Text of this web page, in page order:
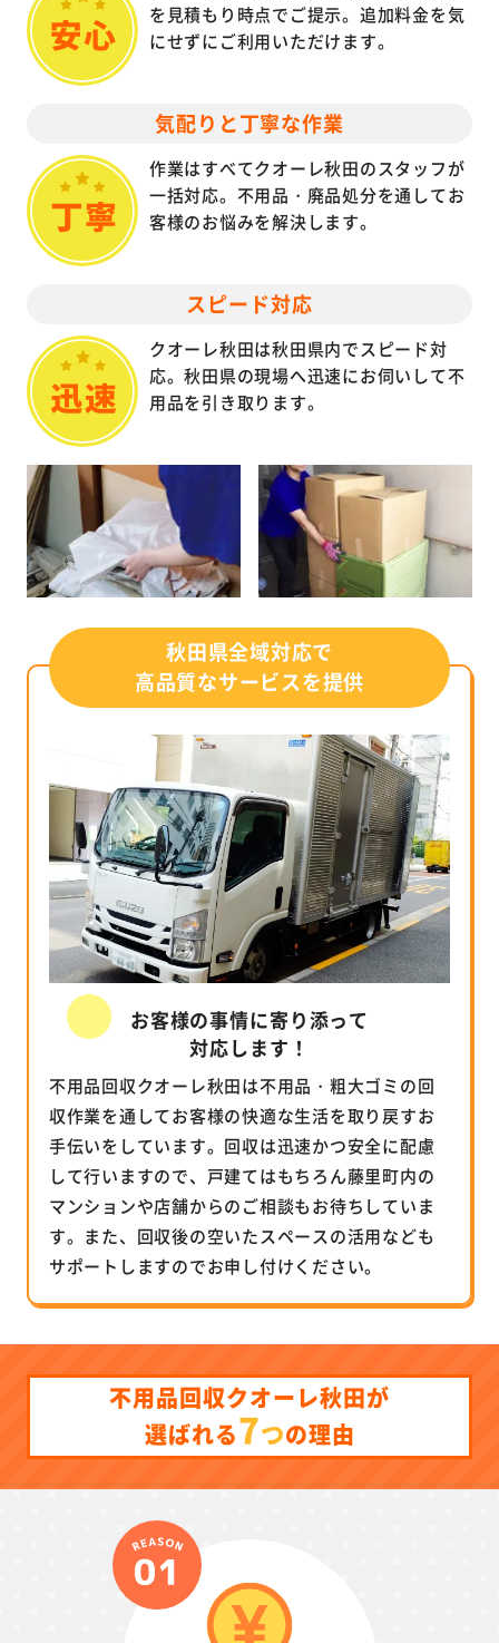
を見積もり時点でご提示。追加料金を気
にせずにご利用いただけます。
気配りと丁寧な作業
作業はすべてクオーレ秋田のスタッフが
一括対応。不用品・廃品処分を通してお
客様のお悩みを解決します。
スピード対応
クオーレ秋田は秋田県内でスピード対
応。秋田県の現場へ迅速にお伺いして不
用品を引き取ります。
秋田県全域対応で
高品質なサービスを提供
お客様の事情に寄り添って
対応します！
不用品回収クオーレ秋田は不用品・粗大ゴミの回
収作業を通してお客様の快適な生活を取り戻すお
手伝いをしています。回収は迅速かつ安全に配慮
して行いますので、戸建てはもちろん藤里町内の
マンションや店舗からのご相談もお待ちしていま
す。また、回収後の空いたスペースの活用なども
サポートしますのでお申し付けください。
不用品回収クオーレ秋田が
選ばれる7つの理由